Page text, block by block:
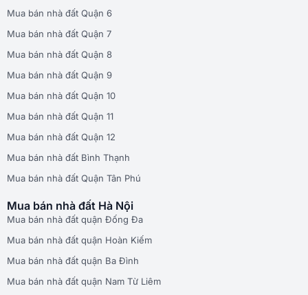
Mua bán nhà đất Quận 6
Mua bán nhà đất Quận 7
Mua bán nhà đất Quận 8
Mua bán nhà đất Quận 9
Mua bán nhà đất Quận 10
Mua bán nhà đất Quận 11
Mua bán nhà đất Quận 12
Mua bán nhà đất Bình Thạnh
Mua bán nhà đất Quận Tân Phú
Mua bán nhà đất Hà Nội
Mua bán nhà đất quận Đống Đa
Mua bán nhà đất quận Hoàn Kiếm
Mua bán nhà đất quận Ba Đình
Mua bán nhà đất quận Nam Từ Liêm